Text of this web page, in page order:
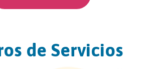
de Servicios